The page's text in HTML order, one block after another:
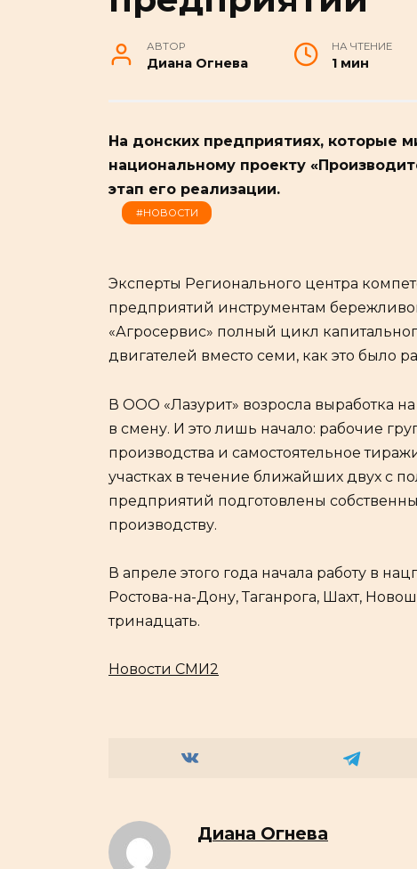
АВТОР
Диана Огнева
НА ЧТЕНИЕ
1 мин
На донских предприятиях, которые
национальному проекту
этап его реализации.
#НОВОСТИ
Эксперты Регионального центра
предприятий инструментам
«Агросервис» полный цикл
двигателей вместо семи, как это было
В ООО «Лазурит» возросла выработка
в смену. И это лишь начало: рабочие
производства и самостоятельное
участках в течение ближайших двух с
предприятий подготовлены
производству.
В апреле этого года начала работу в
Ростова-на-Дону, Таганрога, Шахт,
тринадцать.
Новости СМИ2
Диана Огнева